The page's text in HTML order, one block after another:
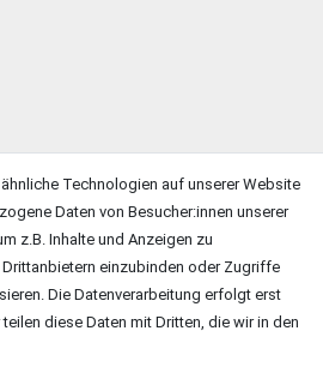
Technologien auf unserer Website
Daten von Besucher:innen unserer
z.B. Inhalte und Anzeigen zu
einzubinden oder Zugriffe
Die Datenverarbeitung erfolgt erst
diese Daten mit Dritten, die wir in den